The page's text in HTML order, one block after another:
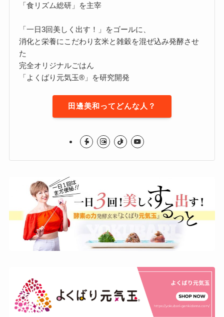
「食リズム総研」を主宰
「一日3回美しく出す！」をゴールに、
消化と栄養にこだわり玄米と雑穀を混ぜ込み発酵させ
た
完全オリジナルごはん
「よくばり元気玉®」を研究開発
田邊美和ってどんな人？